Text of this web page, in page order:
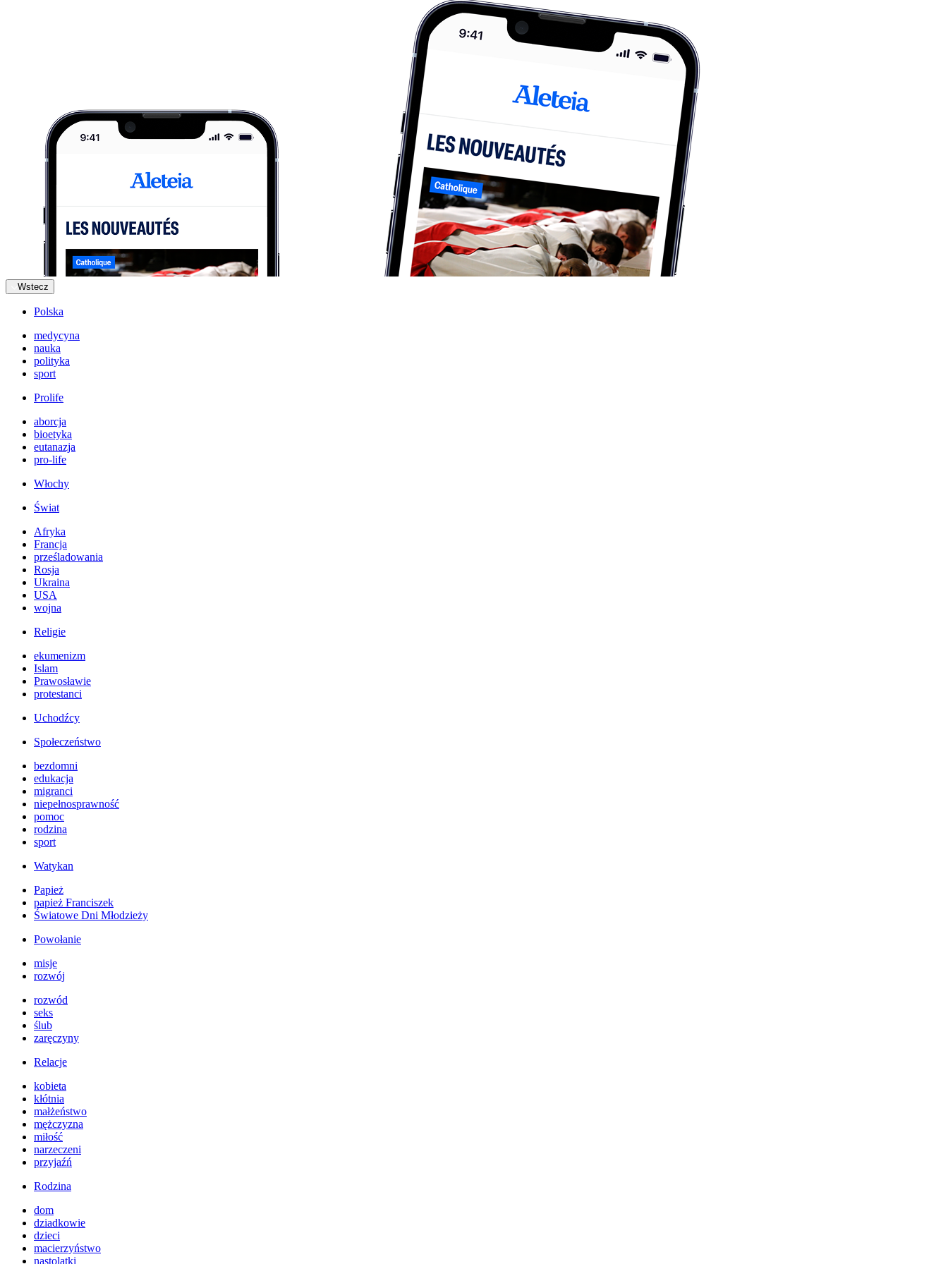
Wstecz
Polska
medycyna
nauka
polityka
sport
Prolife
aborcja
bioetyka
eutanazja
pro-life
Włochy
Świat
Afryka
Francja
prześladowania
Rosja
Ukraina
USA
wojna
Religie
ekumenizm
Islam
Prawosławie
protestanci
Uchodźcy
Społeczeństwo
bezdomni
edukacja
migranci
niepełnosprawność
pomoc
rodzina
sport
Watykan
Papież
papież Franciszek
Światowe Dni Młodzieży
Powołanie
misje
rozwój
rozwód
seks
ślub
zaręczyny
Relacje
kobieta
kłótnia
małżeństwo
mężczyzna
miłość
narzeczeni
przyjaźń
Rodzina
dom
dziadkowie
dzieci
macierzyństwo
nastolatki